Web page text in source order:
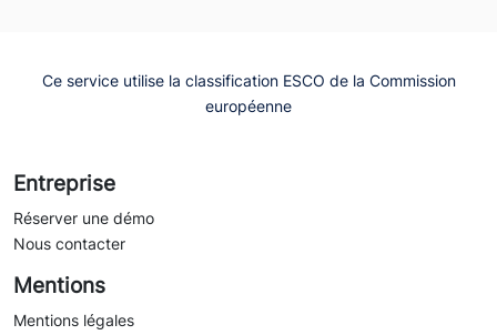
Ce service utilise la classification ESCO de la Commission
européenne
Entreprise
Réserver une démo
Nous contacter
Mentions
Mentions légales